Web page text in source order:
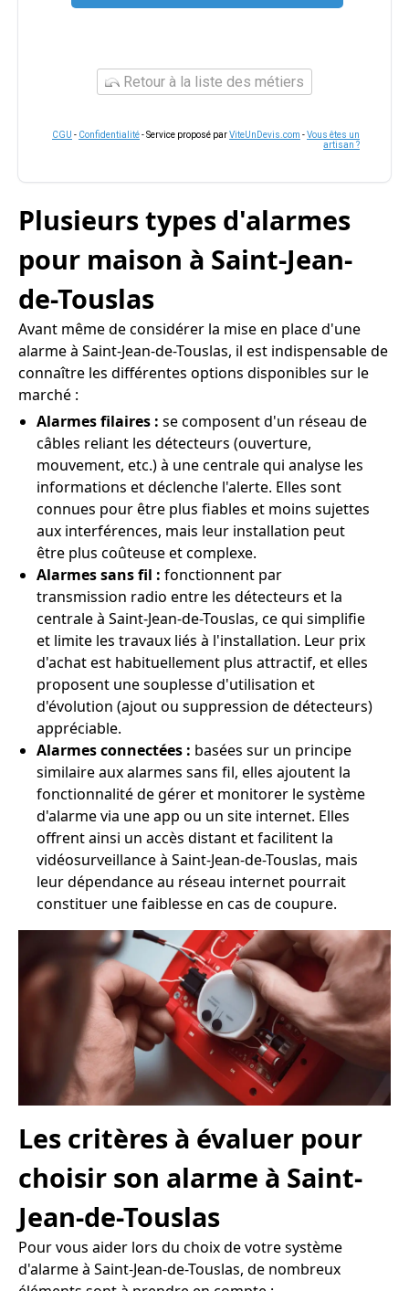
Retour à la liste des métiers
CGU - Confidentialité- Service proposé parViteUnDevis.com -Vous êtes un
artisan ?
Plusieurs types d'alarmes
pour maison à Saint-Jean-
de-Touslas
Avant même de considérer la mise en place d'une
alarme à Saint-Jean-de-Touslas, il est indispensable de
connaître les différentes options disponibles sur le
marché :
Alarmes filaires : se composent d'un réseau de
câbles reliant les détecteurs (ouverture,
mouvement, etc.) à une centrale qui analyse les
informations et déclenche l'alerte. Elles sont
connues pour être plus fiables et moins sujettes
aux interférences, mais leur installation peut
être plus coûteuse et complexe.
Alarmes sans fil : fonctionnent par
transmission radio entre les détecteurs et la
centrale à Saint-Jean-de-Touslas, ce qui simplifie
et limite les travaux liés à l'installation. Leur prix
d'achat est habituellement plus attractif, et elles
proposent une souplesse d'utilisation et
d'évolution (ajout ou suppression de détecteurs)
appréciable.
Alarmes connectées : basées sur un principe
similaire aux alarmes sans fil, elles ajoutent la
fonctionnalité de gérer et monitorer le système
d'alarme via une app ou un site internet. Elles
offrent ainsi un accès distant et facilitent la
vidéosurveillance à Saint-Jean-de-Touslas, mais
leur dépendance au réseau internet pourrait
constituer une faiblesse en cas de coupure.
Les critères à évaluer pour
choisir son alarme à Saint-
Jean-de-Touslas
Pour vous aider lors du choix de votre système
d'alarme à Saint-Jean-de-Touslas, de nombreux